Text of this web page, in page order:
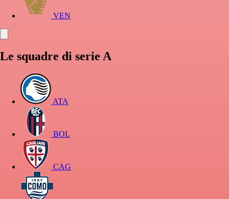
VEN
Le squadre di serie A
ATA
BOL
CAG